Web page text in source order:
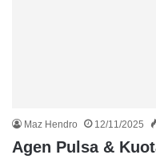
Maz Hendro 12/11/2025
Agen Pulsa &